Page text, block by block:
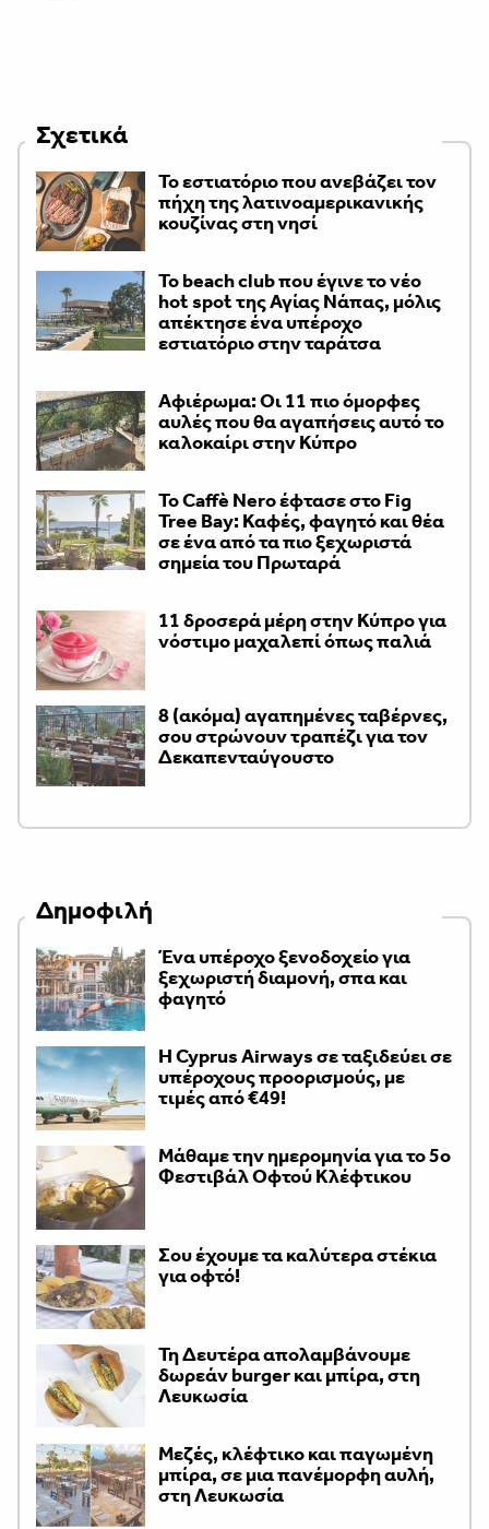
Σχετικά
Το εστιατόριο που ανεβάζει τον
πήχη της λατινοαμερικανικής
κουζίνας στη νησί
Το beach club που έγινε το νέο
hot spot της Αγίας Νάπας, μόλις
απέκτησε ένα υπέροχο
εστιατόριο στην ταράτσα
Αφιέρωμα: Οι 11 πιο όμορφες
αυλές που θα αγαπήσεις αυτό το
καλοκαίρι στην Κύπρο
Το Caffè Nero έφτασε στο Fig
Tree Bay: Καφές, φαγητό και θέα
σε ένα από τα πιο ξεχωριστά
σημεία του Πρωταρά
11 δροσερά μέρη στην Κύπρο για
νόστιμο μαχαλεπί όπως παλιά
8 (ακόμα) αγαπημένες ταβέρνες,
σου στρώνουν τραπέζι για τον
Δεκαπενταύγουστο
Δημοφιλή
Ένα υπέροχο ξενοδοχείο για
ξεχωριστή διαμονή, σπα και
φαγητό
H Cyprus Airways σε ταξιδεύει σε
υπέροχους προορισμούς, με
τιμές από €49!
Μάθαμε την ημερομηνία για το 5ο
Φεστιβάλ Οφτού Κλέφτικου
Σου έχουμε τα καλύτερα στέκια
για οφτό!
Τη Δευτέρα απολαμβάνουμε
δωρεάν burger και μπίρα, στη
Λευκωσία
Μεζές, κλέφτικο και παγωμένη
μπίρα, σε μια πανέμορφη αυλή,
στη Λευκωσία